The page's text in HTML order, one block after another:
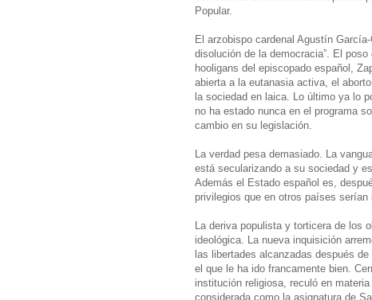
Popular.
El arzobispo cardenal Agustín
disolución de la democracia”. El
hooligans del episcopado español,
abierta a la eutanasia activa, el
la sociedad en laica. Lo último ya lo
no ha estado nunca en el programa
cambio en su legislación.
La verdad pesa demasiado. La
está secularizando a su sociedad y
Además el Estado español es,
privilegios que en otros países serían
La deriva populista y torticera de los
ideológica. La nueva inquisición
las libertades alcanzadas después
el que le ha ido francamente bien.
institución religiosa, reculó en
considerada como la asignatura de